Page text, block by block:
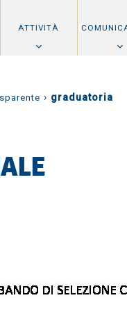
ATTIVITÀ
› graduatoria